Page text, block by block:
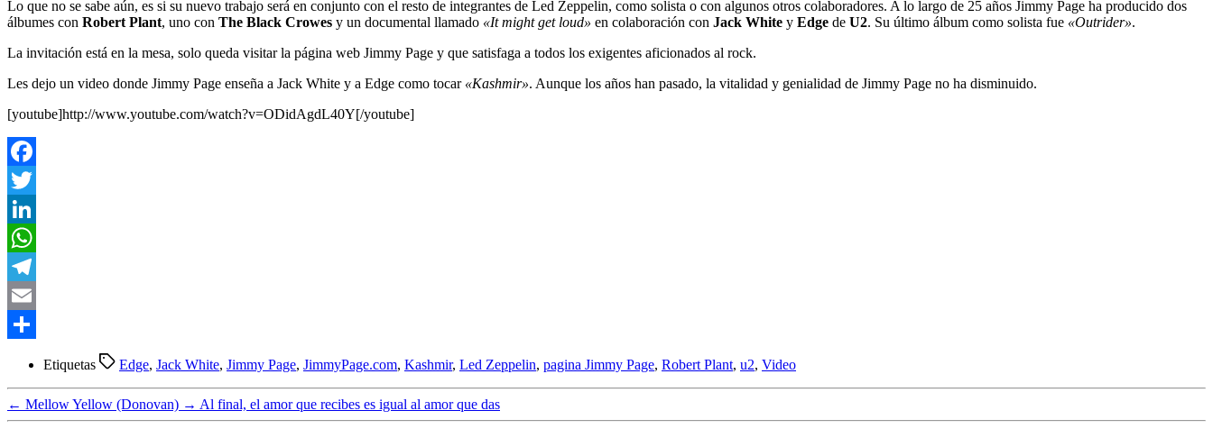
Lo que no se sabe aún, es si su nuevo trabajo será en conjunto con el resto de integrantes de Led Zeppelin, como solista o con algunos otros colaboradores. A lo largo de 25 años Jimmy Page ha producido dos
álbumes con Robert Plant, uno con The Black Crowes y un documental llamado «It might get loud» en colaboración con Jack White y Edge de U2. Su último álbum como solista fue «Outrider».
La invitación está en la mesa, solo queda visitar la página web Jimmy Page y que satisfaga a todos los exigentes aficionados al rock.
Les dejo un video donde Jimmy Page enseña a Jack White y a Edge como tocar «Kashmir». Aunque los años han pasado, la vitalidad y genialidad de Jimmy Page no ha disminuido.
[youtube]http://www.youtube.com/watch?v=ODidAgdL40Y[/youtube]
Facebook
Twitter
LinkedIn
WhatsApp
Telegram
Email
Etiquetas Edge, Jack White, Jimmy Page, JimmyPage.com, Kashmir, Led Zeppelin, pagina Jimmy Page, Robert Plant, u2, Video
← Mellow Yellow (Donovan) → Al final, el amor que recibes es igual al amor que das